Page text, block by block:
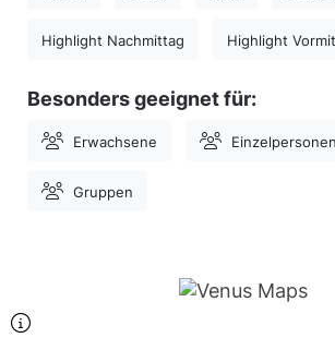
Highlight Nachmittag Highlight
Besonders geeignet für:
Erwachsene Einzelpersonen
Gruppen